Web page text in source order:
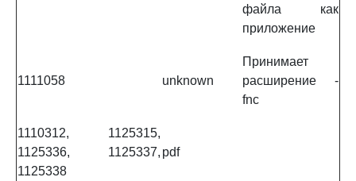
файла как
приложение
1111058 unknown
Принимает
расширение -
fnc
1110312, 1125315,
1125336, 1125337,
1125338
pdf